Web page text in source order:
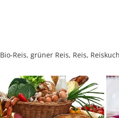
Bio-Reis, grüner Reis, Reis,